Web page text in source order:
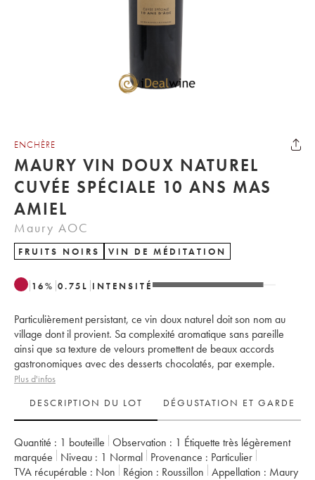
ENCHÈRE
MAURY VIN DOUX NATUREL
CUVÉE SPÉCIALE 10 ANS MAS
AMIEL
Maury AOC
FRUITS NOIRS VIN DE MÉDITATION
16% 0.75 L INTENSITÉ
Particulièrement persistant, ce vin doux naturel doit son nom au
village dont il provient. Sa complexité aromatique sans pareille
ainsi que sa texture de velours promettent de beaux accords
gastronomiques avec des desserts chocolatés, par exemple.
Plus d'infos
DESCRIPTION DU LOT
DÉGUSTATION ET GARDE
Quantité : 1 bouteille Observation : 1 Étiquette très légèrement
marquée
Niveau : 1 Normal Provenance : particulier
TVA récupérable :
non Région : Roussillon Appellation : Maury